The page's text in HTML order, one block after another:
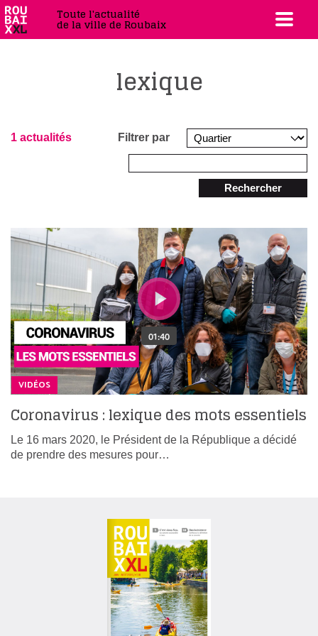
Toute l'actualité
de la ville de Roubaix
lexique
1 actualités Filtrer par
Rechercher
VIDÉOS
Coronavirus : lexique des mots essentiels
Le 16 mars 2020, le Président de la République a décidé
de prendre des mesures pour…